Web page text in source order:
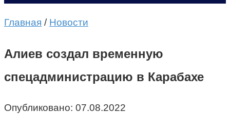
Главная / Новости
Алиев создал временную
спецадминистрацию в Карабахе
Опубликовано: 07.08.2022